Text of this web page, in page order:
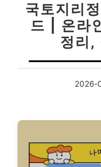
국토지리
드 | 온라
정리,
2026-